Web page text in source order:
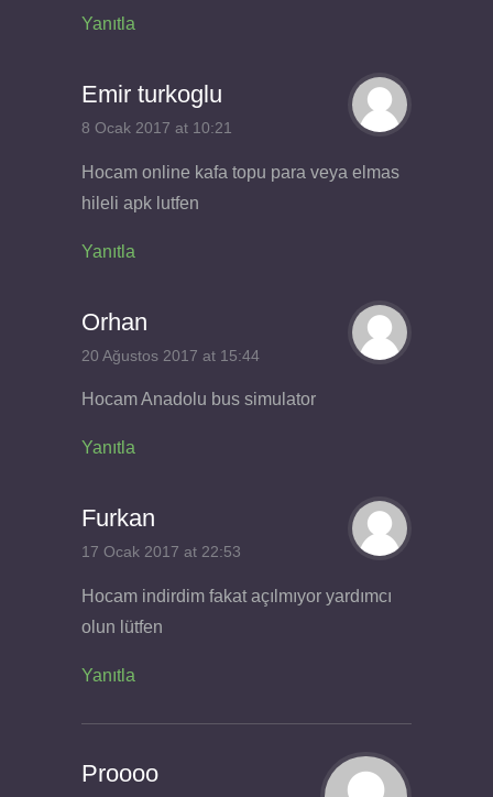
Yanıtla
Emir turkoglu
8 Ocak 2017 at 10:21
Hocam online kafa topu para veya elmas
hileli apk lutfen
Yanıtla
Orhan
20 Ağustos 2017 at 15:44
Hocam Anadolu bus simulator
Yanıtla
Furkan
17 Ocak 2017 at 22:53
Hocam indirdim fakat açılmıyor yardımcı
olun lütfen
Yanıtla
Proooo